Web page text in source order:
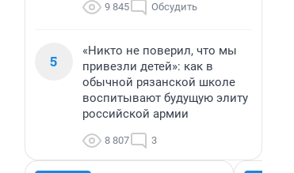
9 845 Обсудить
5
«Никто не поверил, что мы
привезли детей»: как в
обычной рязанской школе
воспитывают будущую элиту
российской армии
8 807 3